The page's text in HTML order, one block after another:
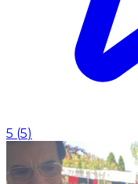
5 (5)